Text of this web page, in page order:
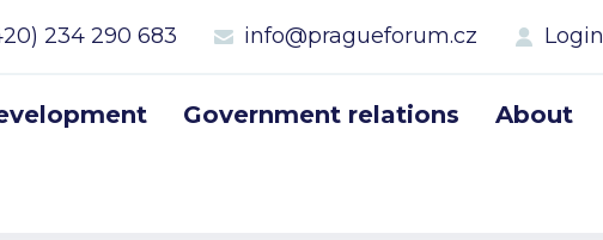
234 290 683 info@pragueforum.cz Login
Government relations About